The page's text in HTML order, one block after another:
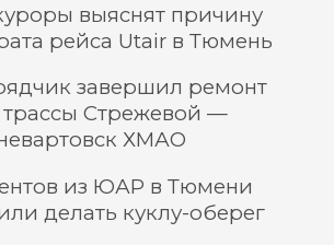
выяснят причину
рейса Utair в Тюмень
завершил ремонт
трассы Стрежевой —
ХМАО
из ЮАР в Тюмени
делать куклу-оберег